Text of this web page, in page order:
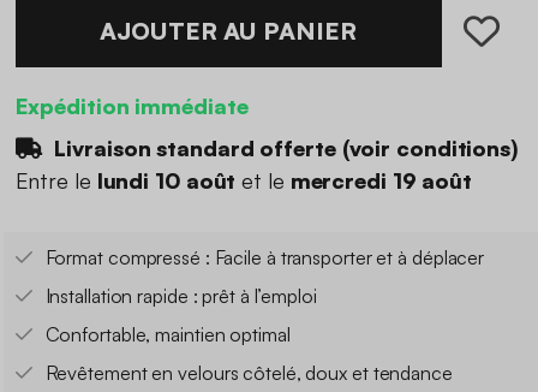
AJOUTER AU PANIER
Expédition immédiate
Livraison standard offerte (voir conditions)
Entre le lundi 10 août et le mercredi 19 août
Format compressé : Facile à transporter et à déplacer
Installation rapide : prêt à l’emploi
Confortable, maintien optimal
Revêtement en velours côtelé, doux et tendance